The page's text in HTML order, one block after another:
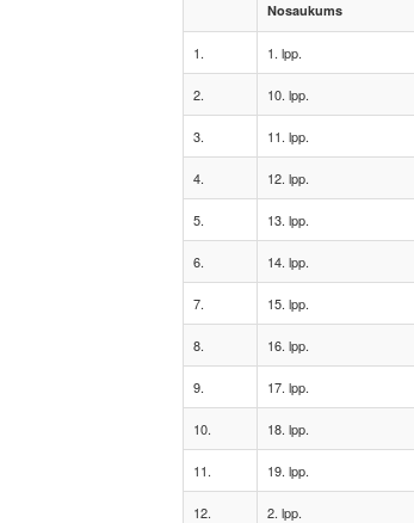
Nosaukums
1. 1. lpp.
2. 10. lpp.
3. 11. lpp.
4. 12. lpp.
5. 13. lpp.
6. 14. lpp.
7. 15. lpp.
8. 16. lpp.
9. 17. lpp.
10. 18. lpp.
11. 19. lpp.
12. 2. lpp.